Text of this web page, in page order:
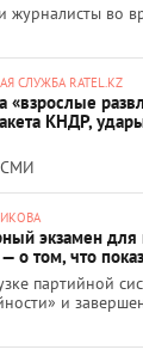
журналисты во
СЛУЖБА RATEL.KZ
«взрослые
КНДР,
СМИ
экзамен для
о том, что
партийной
и